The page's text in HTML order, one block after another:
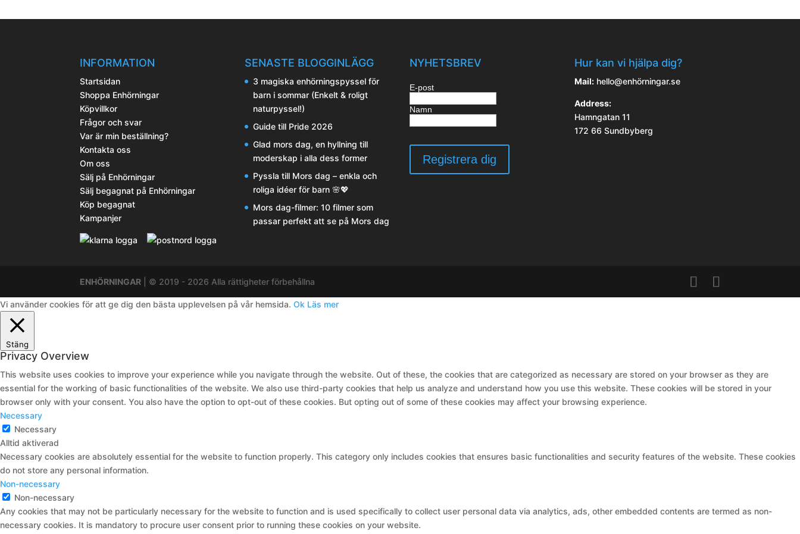
INFORMATION
Startsidan
Shoppa Enhörningar
Köpvillkor
Frågor och svar
Var är min beställning?
Kontakta oss
Om oss
Sälj på Enhörningar
Sälj begagnat på Enhörningar
Köp begagnat
Kampanjer
SENASTE BLOGGINLÄGG
3 magiska enhörningspyssel för
barn i sommar (Enkelt & roligt
naturpyssel!)
Guide till Pride 2026
Glad mors dag, en hyllning till
moderskap i alla dess former
Pyssla till Mors dag – enkla och
roliga idéer för barn 🌸💖
Mors dag-filmer: 10 filmer som
passar perfekt att se på Mors dag
NYHETSBREV
E-post
Namn
Hur kan vi hjälpa dig?
Mail:hello@enhörningar.se
Address:
Hamngatan 11
172 66 Sundbyberg
ENHÖRNINGAR | © 2019 - 2026 Alla rättigheter förbehållna
Vi använder cookies för att ge dig den bästa upplevelsen på vår hemsida. Ok Läs mer
Stäng
Privacy Overview
This website uses cookies to improve your experience while you navigate through the website. Out of these, the cookies that are categorized as necessary are stored on your browser as they are
essential for the working of basic functionalities of the website. We also use third-party cookies that help us analyze and understand how you use this website. These cookies will be stored in your
browser only with your consent. You also have the option to opt-out of these cookies. But opting out of some of these cookies may affect your browsing experience.
Necessary
Necessary
Alltid aktiverad
Necessary cookies are absolutely essential for the website to function properly. This category only includes cookies that ensures basic functionalities and security features of the website. These cookies
do not store any personal information.
Non-necessary
Non-necessary
Any cookies that may not be particularly necessary for the website to function and is used specifically to collect user personal data via analytics, ads, other embedded contents are termed as non-
necessary cookies. It is mandatory to procure user consent prior to running these cookies on your website.